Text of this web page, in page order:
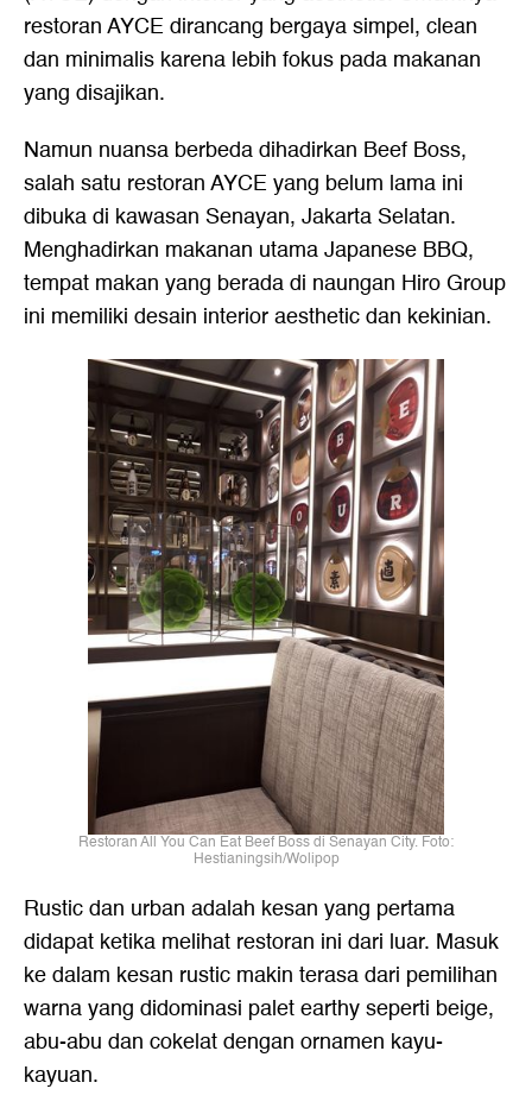
restoran AYCE dirancang bergaya simpel, clean
dan minimalis karena lebih fokus pada makanan
yang disajikan.
Namun nuansa berbeda dihadirkan Beef Boss,
salah satu restoran AYCE yang belum lama ini
dibuka di kawasan Senayan, Jakarta Selatan.
Menghadirkan makanan utama Japanese BBQ,
tempat makan yang berada di naungan Hiro Group
ini memiliki desain interior aesthetic dan kekinian.
Restoran All You Can Eat Beef Boss di Senayan City. Foto:
Hestianingsih/Wolipop
Rustic dan urban adalah kesan yang pertama
didapat ketika melihat restoran ini dari luar. Masuk
ke dalam kesan rustic makin terasa dari pemilihan
warna yang didominasi palet earthy seperti beige,
abu-abu dan cokelat dengan ornamen kayu-
kayuan.